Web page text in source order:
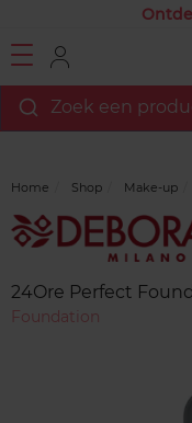
Zoek een
Home Shop Make-up
Merk
24Ore Perfect
Foundation